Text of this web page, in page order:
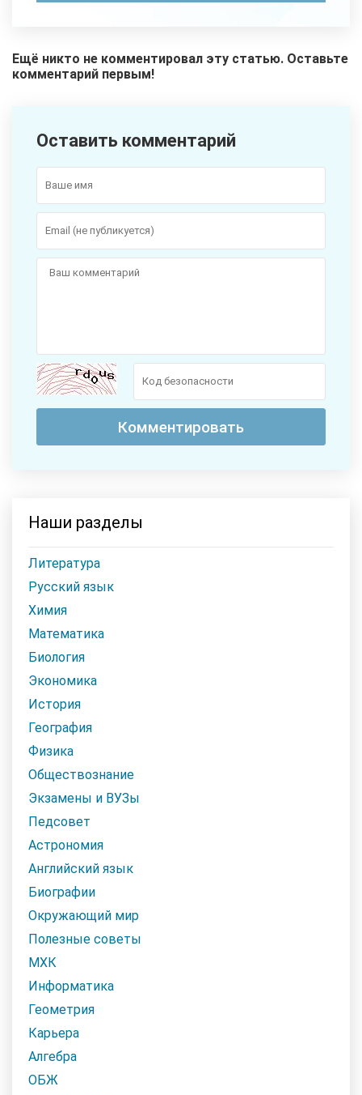
Ещё никто не комментировал эту статью. Оставьте
комментарий первым!
Оставить комментарий
Наши разделы
Литература
Русский язык
Химия
Математика
Биология
Экономика
История
География
Физика
Обществознание
Экзамены и ВУЗы
Педсовет
Астрономия
Английский язык
Биографии
Окружающий мир
Полезные советы
МХК
Информатика
Геометрия
Карьера
Алгебра
ОБЖ